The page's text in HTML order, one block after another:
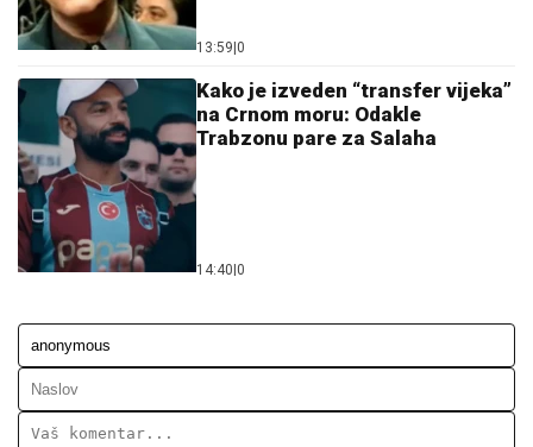
13:59 0
Kako je izveden “transfer vijeka”
na Crnom moru: Odakle
Trabzonu pare za Salaha
14:40 0